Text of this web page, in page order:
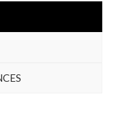
a laissé son bébé